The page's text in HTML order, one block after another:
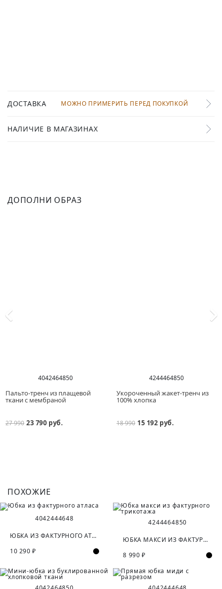
ДОСТАВКА МОЖНО ПРИМЕРИТЬ ПЕРЕД ПОКУПКОЙ
НАЛИЧИЕ В МАГАЗИНАХ
ДОПОЛНИ ОБРАЗ
4042464850
Пальто-тренч из плащевой
ткани с мембраной
27 990 23 790 руб.
4244464850
Укороченный жакет-тренч из
100% хлопка
18 990 15 192 руб.
ПОХОЖИЕ
4042444648
ЮБКА ИЗ ФАКТУРНОГО АТЛАСА
10 290 ₽
4244464850
ЮБКА МАКСИ ИЗ ФАКТУРНОГО ТРИКОТАЖА
8 990 ₽